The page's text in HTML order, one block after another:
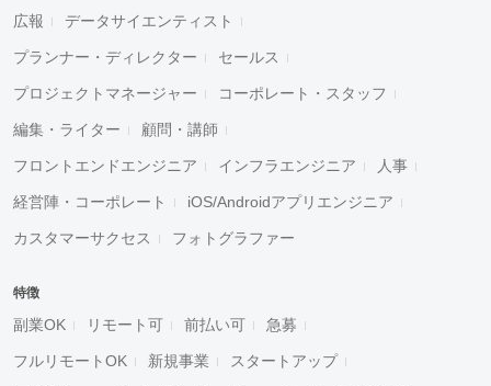
広報 データサイエンティスト
プランナー・ディレクター セールス
プロジェクトマネージャー コーポレート・スタッフ
編集・ライター 顧問・講師
フロントエンドエンジニア インフラエンジニア 人事
経営陣・コーポレート iOS/Androidアプリエンジニア
カスタマーサクセス フォトグラファー
特徴
副業OK リモート可 前払い可 急募
フルリモートOK 新規事業 スタートアップ